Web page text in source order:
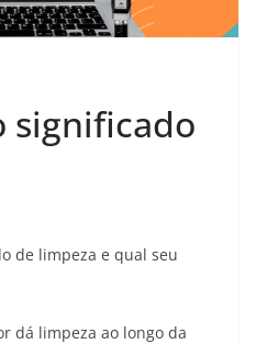
significado
de limpeza e qual seu
dá limpeza ao longo da